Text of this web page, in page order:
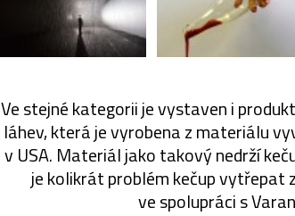
Ve stejné kategorii je vystaven i
láhev, která je vyrobena z materiálu
v USA. Materiál jako takový nedrží
je kolikrát problém kečup vytřepat
ve spolupráci s